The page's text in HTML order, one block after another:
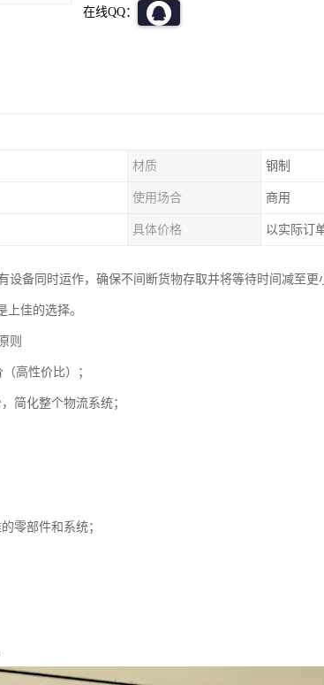
在线QQ：
材质 钢制
使用场合 商用
具体价格 以实际订
设备同时运作，确保不间断货物存取并将等待时间减至
佳的选择。
则
高性价比）；
简化整个物流系统；
零部件和系统；